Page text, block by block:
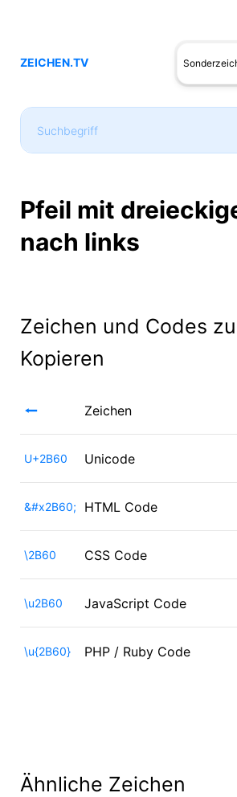
ZEICHEN.TV
Pfeil mit
nach links
Zeichen und Codes
Kopieren
⭠ Zeichen
U+2B60 Unicode
&#x2B60; HTML Code
\2B60 CSS Code
\u2B60 JavaScript Code
\u{2B60} PHP / Ruby Code
Ähnliche Zeichen